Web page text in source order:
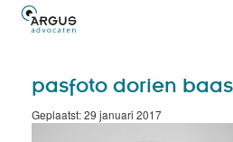
pasfoto dorien baas
Geplaatst: 29 januari 2017